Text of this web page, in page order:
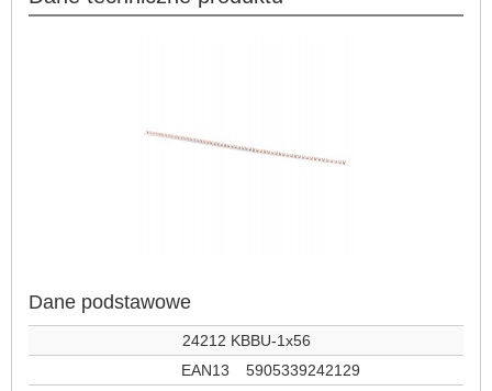
Dane podstawowe
24212 KBBU-1x56
EAN13
5905339242129